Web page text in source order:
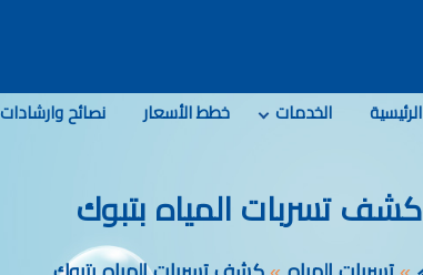
الرئيسية الخدمات خطط الأسعار نصائح وارشادات
كشف تسربات المياه بتبوك